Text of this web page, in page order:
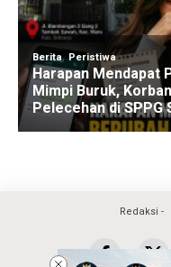
Redaksi